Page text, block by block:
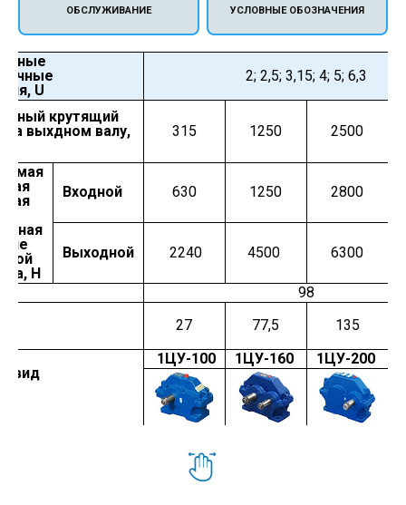
ОБСЛУЖИВАНИЕ УСЛОВНЫЕ ОБОЗНАЧЕНИЯ
U
2; 2,5; 3,15; 4; 5; 6,3
крутящий
выхдном валу,
315 1250 2500
Н
Входной 630 1250 2800
Выходной 2240 4500 6300
98
27 77,5 135
вид
1ЦУ-100 1ЦУ-160 1ЦУ-200